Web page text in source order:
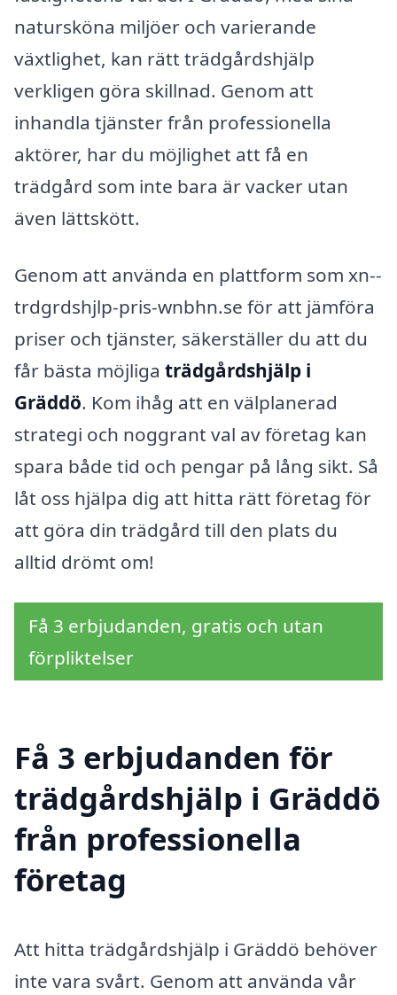
natursköna miljöer och varierande
växtlighet, kan rätt trädgårdshjälp
verkligen göra skillnad. Genom att
inhandla tjänster från professionella
aktörer, har du möjlighet att få en
trädgård som inte bara är vacker utan
även lättskött.
Genom att använda en plattform som xn--
trdgrdshjlp-pris-wnbhn.se för att jämföra
priser och tjänster, säkerställer du att du
får bästa möjliga trädgårdshjälp i
Gräddö. Kom ihåg att en välplanerad
strategi och noggrant val av företag kan
spara både tid och pengar på lång sikt. Så
låt oss hjälpa dig att hitta rätt företag för
att göra din trädgård till den plats du
alltid drömt om!
Få 3 erbjudanden, gratis och utan
förpliktelser
Få 3 erbjudanden för
trädgårdshjälp i Gräddö
från professionella
företag
Att hitta trädgårdshjälp i Gräddö behöver
inte vara svårt. Genom att använda vår